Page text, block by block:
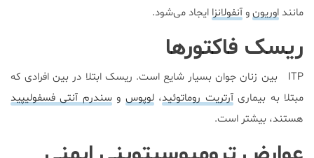
مانند اوریونو آنفولانزا ایجاد می‌شود.
ریسک فاکتورها
ITP بین زنان جوان بسیار شایع است. ریسک ابتلا در بین افرادی که
مبتلا به بیماریآرتریت روماتوئید،لوپوس وسندرم آنتی فسفولیپید
هستند، بیشتر است.